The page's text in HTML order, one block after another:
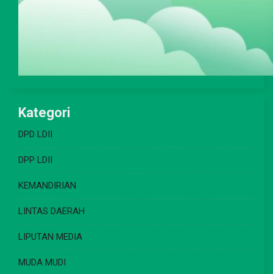
Kategori
DPD LDII
DPP LDII
KEMANDIRIAN
LINTAS DAERAH
LIPUTAN MEDIA
MUDA MUDI